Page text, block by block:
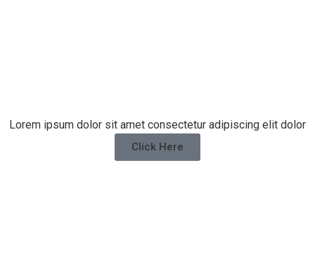
Lorem ipsum dolor sit amet consectetur adipiscing elit dolor
Click Here